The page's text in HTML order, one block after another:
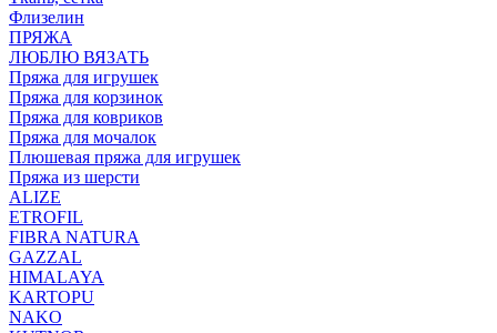
Флизелин
ПРЯЖА
ЛЮБЛЮ ВЯЗАТЬ
Пряжа для игрушек
Пряжа для корзинок
Пряжа для ковриков
Пряжа для мочалок
Плюшевая пряжа для игрушек
Пряжа из шерсти
ALIZE
ETROFIL
FIBRA NATURA
GAZZAL
HIMALAYA
KARTOPU
NAKO